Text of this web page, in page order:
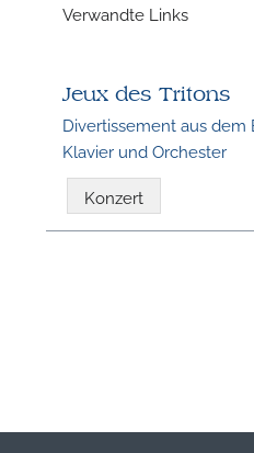
Verwandte Links
Jeux des Tritons
Divertissement aus dem
Klavier und Orchester
Konzert